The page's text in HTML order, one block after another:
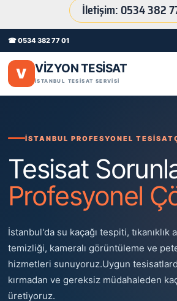
İletişim: 0534 382
☎ 0534 382 77 01
V VİZYON TESİSAT
İSTANBUL TESİSAT SERVİSİ
İSTANBUL PROFESYONEL
Tesisat
Profesyonel
İstanbul'da su kaçağı tespiti, tıkanıklık
temizliği, kameralı görüntüleme ve
hizmetleri sunuyoruz.Uygun
kırmadan ve gereksiz müdahaleden
üretiyoruz.